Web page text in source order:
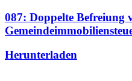
087: Doppelte Befreiung
Herunterladen